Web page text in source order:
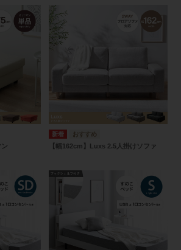
【幅162cm】Luxs 2.5人掛けソファ